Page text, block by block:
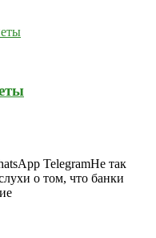
TelegramНе так
о том, что банки